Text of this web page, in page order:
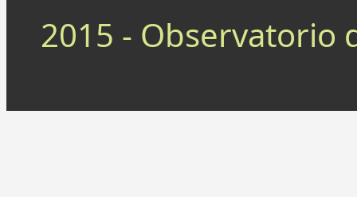
2015 - Observatorio